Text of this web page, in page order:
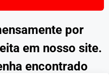
por
em nosso site.
encontrado